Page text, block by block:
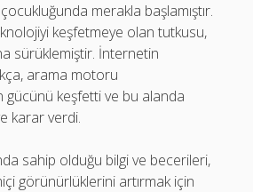
merakla başlamıştır.
keşfetmeye olan tutkusu,
sürüklemiştir. İnternetin
arama motoru
keşfetti ve bu alanda
karar verdi.
sahip olduğu bilgi ve becerileri,
görünürlüklerini artırmak için